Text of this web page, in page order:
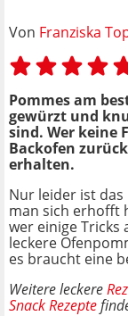
Von Franziska
Pommes am
gewürzt und
sind. Wer keine
Backofen
erhalten.
Nur leider ist das
man sich erhofft
wer einige Tricks
leckere
es braucht eine
Weitere leckere
Snack Rezepte